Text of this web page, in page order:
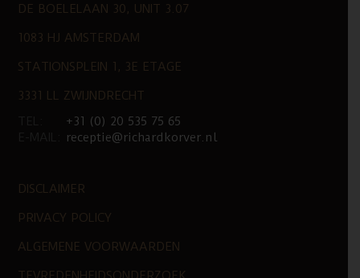
DE BOELELAAN 30, UNIT 3.07
1083 HJ AMSTERDAM
STATIONSPLEIN 1, 3E ETAGE
3331 LL ZWIJNDRECHT
+31 (0) 20 535 75 65
receptie@richardkorver.nl
DISCLAIMER
PRIVACY POLICY
ALGEMENE VOORWAARDEN